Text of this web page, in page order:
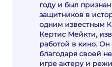
году и был
защитников в
одним известным
Кертис Мейкти,
работой в кино. Он
благодаря своей
игре актеру и